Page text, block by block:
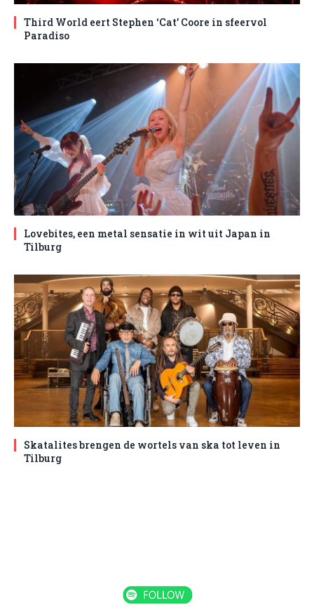
Third World eert Stephen ‘Cat’ Coore in sfeervol
Paradiso
Lovebites, een metal sensatie in wit uit Japan in
Tilburg
Skatalites brengen de wortels van ska tot leven in
Tilburg